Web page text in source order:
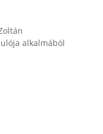
alkalmából